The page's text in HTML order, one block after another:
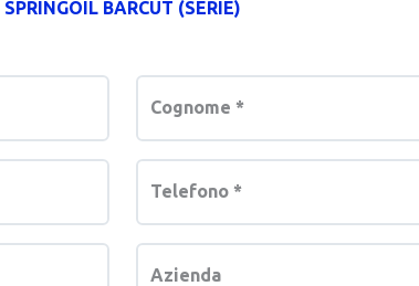
SPRINGOIL BARCUT (SERIE)
Cognome *
Telefono *
Azienda